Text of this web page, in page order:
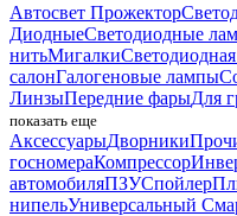
Автосвет Прожектор
ДиодныеСветодиодные
нитьМигалки
салонГалогеновые лампы
ЛинзыПередние фарыДля
показать еще
АксессуарыДворники
госномераКомпрессор
автомобиляПЗУСпойлер
нипельУниверсальный